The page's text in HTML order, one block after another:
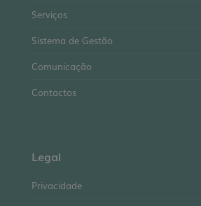
Serviços
Sistema de Gestão
Comunicação
Contactos
Legal
Privacidade